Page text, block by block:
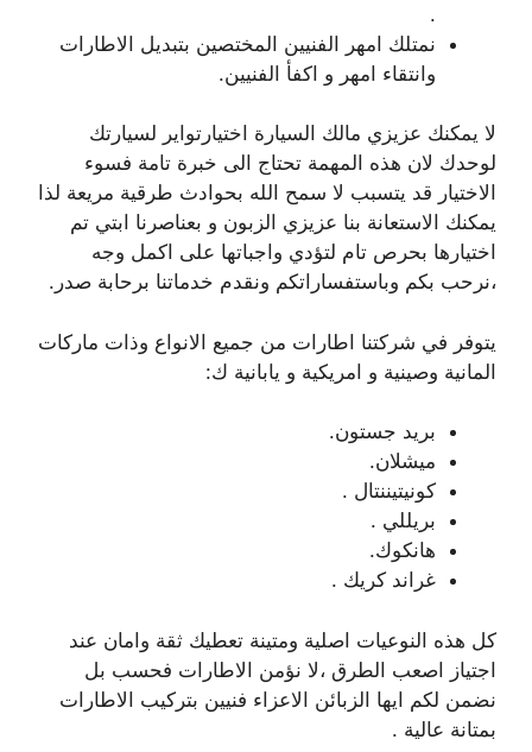
.
نمتلك امهر الفنيين المختصين بتبديل الاطارات
وانتقاء امهر و اكفأ الفنيين.
لا يمكنك عزيزي مالك السيارة اختيارتواير لسيارتك
لوحدك لان هذه المهمة تحتاج الى خبرة تامة فسوء
الاختيار قد يتسبب لا سمح الله بحوادث طرقية مريعة لذا
يمكنك الاستعانة بنا عزيزي الزبون و بعناصرنا ابتي تم
اختيارها بحرص تام لتؤدي واجباتها على اكمل وجه
،نرحب بكم وباستفساراتكم ونقدم خدماتنا برحابة صدر.
يتوفر في شركتنا اطارات من جميع الانواع وذات ماركات
المانية وصينية و امريكية و يابانية ك:
بريد جستون.
ميشلان.
كونيتيننتال .
بريللي .
هانكوك.
غراند كريك .
كل هذه النوعيات اصلية ومتينة تعطيك ثقة وامان عند
اجتياز اصعب الطرق ،لا نؤمن الاطارات فحسب بل
نضمن لكم ايها الزبائن الاعزاء فنيين بتركيب الاطارات
بمتانة عالية .